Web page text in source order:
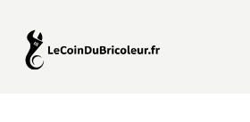
contenu